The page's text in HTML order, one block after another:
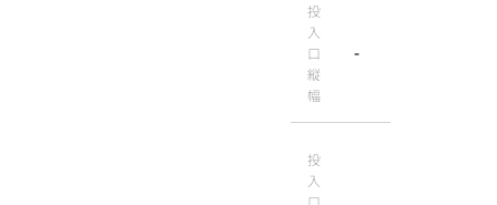
投
入
口
縦
幅
-
投
入